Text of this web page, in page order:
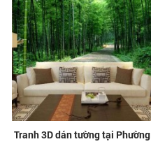
Tranh 3D dán tường tại Phường